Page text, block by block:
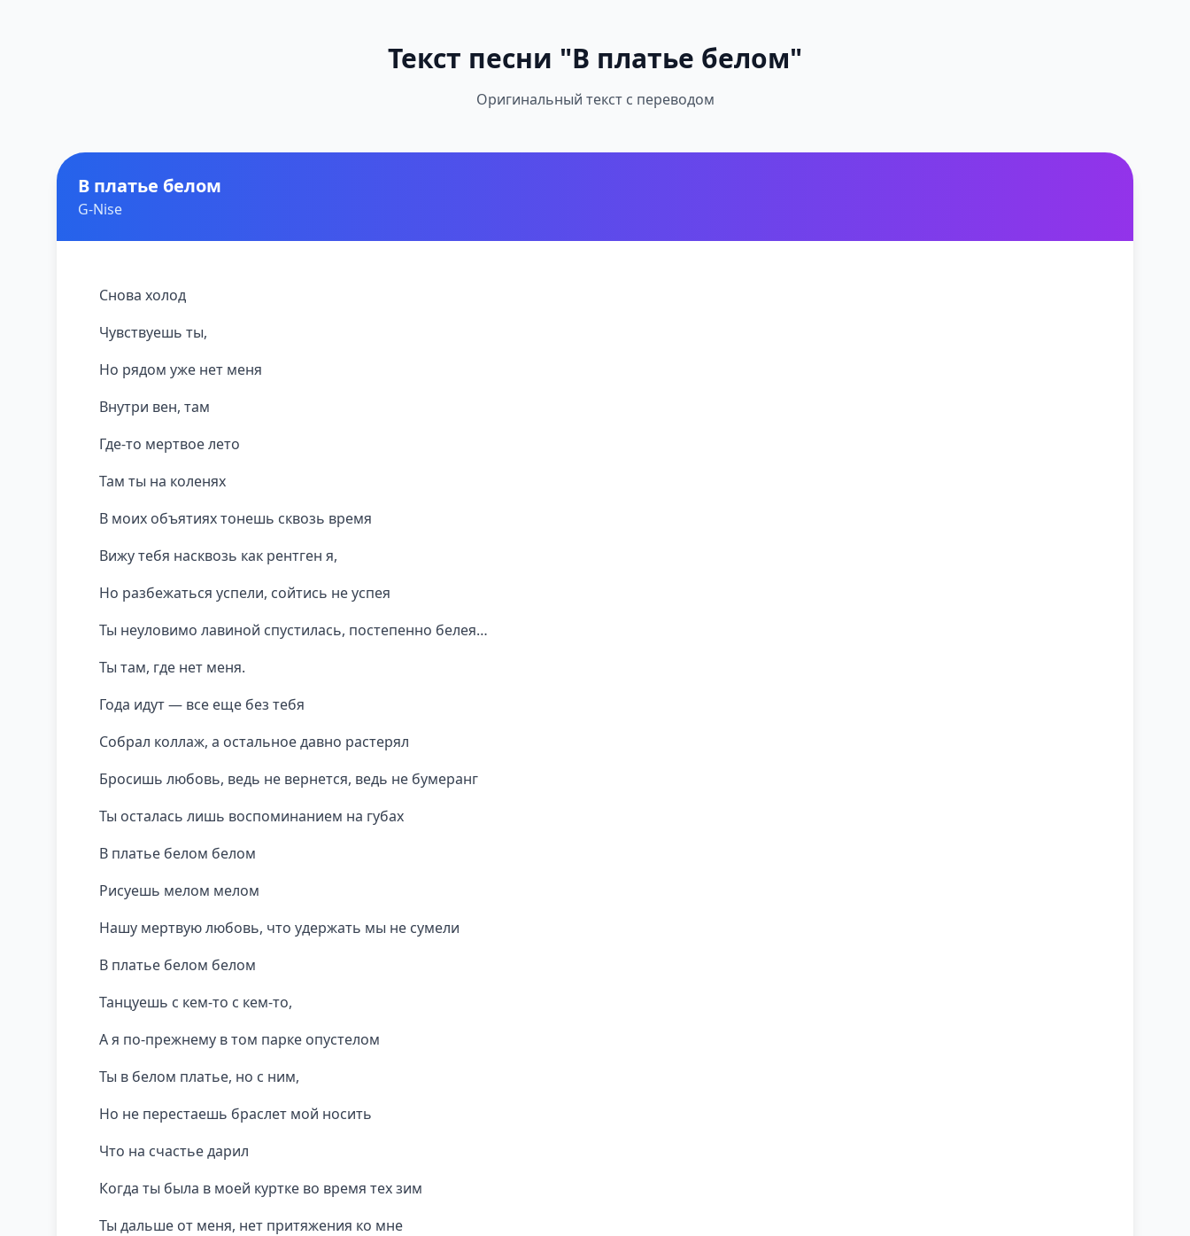
Текст песни "В платье белом"
Оригинальный текст с переводом
В платье белом
G-Nise
Снова холод
Чувствуешь ты,
Но рядом уже нет меня
Внутри вен, там
Где-то мертвое лето
Там ты на коленях
В моих объятиях тонешь сквозь время
Вижу тебя насквозь как рентген я,
Но разбежаться успели, сойтись не успея
Ты неуловимо лавиной спустилась, постепенно белея…
Ты там, где нет меня.
Года идут — все еще без тебя
Собрал коллаж, а остальное давно растерял
Бросишь любовь, ведь не вернется, ведь не бумеранг
Ты осталась лишь воспоминанием на губах
В платье белом белом
Рисуешь мелом мелом
Нашу мертвую любовь, что удержать мы не сумели
В платье белом белом
Танцуешь с кем-то с кем-то,
А я по-прежнему в том парке опустелом
Ты в белом платье, но с ним,
Но не перестаешь браслет мой носить
Что на счастье дарил
Когда ты была в моей куртке во время тех зим
Ты дальше от меня, нет притяжения ко мне